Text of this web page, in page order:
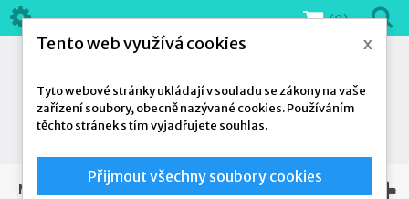
(0)
NAŠE NABÍDKA
Tento web využívá cookies x
Tyto webové stránky ukládají v souladu se zákony na vaše
zařízení soubory, obecně nazývané cookies. Používáním
těchto stránek s tím vyjadřujete souhlas.
Přijmout všechny soubory cookies